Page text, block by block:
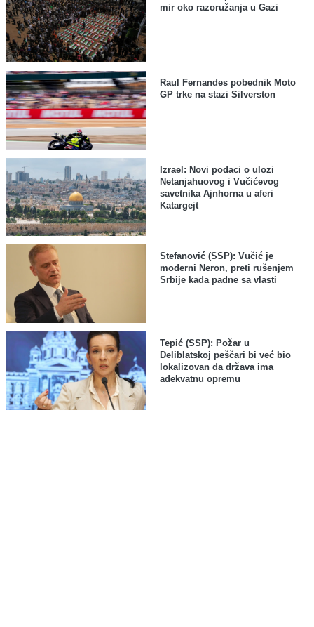
mir oko razoružanja u Gazi
Raul Fernandes pobednik Moto
GP trke na stazi Silverston
Izrael: Novi podaci o ulozi
Netanjahuovog i Vučićevog
savetnika Ajnhorna u aferi
Katargejt
Stefanović (SSP): Vučić je
moderni Neron, preti rušenjem
Srbije kada padne sa vlasti
Tepić (SSP): Požar u
Deliblatskoj peščari bi već bio
lokalizovan da država ima
adekvatnu opremu